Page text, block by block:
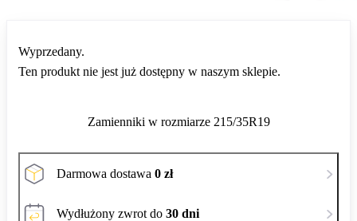
Wyprzedany.
Ten produkt nie jest już dostępny w naszym sklepie.
Zamienniki w rozmiarze 215/35R19
Darmowa dostawa 0 zł
Wydłużony zwrot do 30 dni